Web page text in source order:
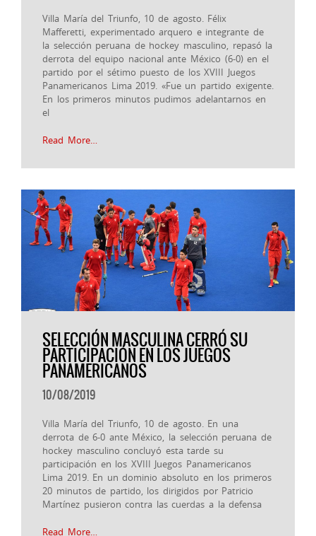
Villa María del Triunfo, 10 de agosto. Félix
Mafferetti, experimentado arquero e integrante de
la selección peruana de hockey masculino, repasó la
derrota del equipo nacional ante México (6-0) en el
partido por el sétimo puesto de los XVIII Juegos
Panamericanos Lima 2019. «Fue un partido exigente.
En los primeros minutos pudimos adelantarnos en
el
Read More…
SELECCIÓN MASCULINA CERRÓ SU
PARTICIPACIÓN EN LOS JUEGOS
PANAMERICANOS
10/08/2019
Villa María del Triunfo, 10 de agosto. En una
derrota de 6-0 ante México, la selección peruana de
hockey masculino concluyó esta tarde su
participación en los XVIII Juegos Panamericanos
Lima 2019. En un dominio absoluto en los primeros
20 minutos de partido, los dirigidos por Patricio
Martínez pusieron contra las cuerdas a la defensa
Read More…